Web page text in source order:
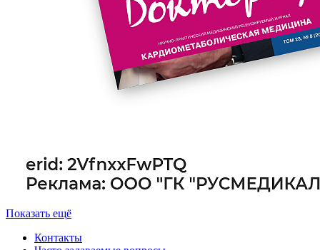
Показать ещё
Контакты